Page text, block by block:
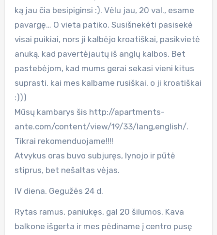
ką jau čia besipiginsi :). Vėlu jau, 20 val., esame
pavargę… O vieta patiko. Susišnekėti pasisekė
visai puikiai, nors ji kalbėjo kroatiškai, pasikvietė
anuką, kad pavertėjautų iš anglų kalbos. Bet
pastebėjom, kad mums gerai sekasi vieni kitus
suprasti, kai mes kalbame rusiškai, o ji kroatiškai
:)))
Mūsų kambarys šis http://apartments-
ante.com/content/view/19/33/lang,english/.
Tikrai rekomenduojame!!!!
Atvykus oras buvo subjuręs, lynojo ir pūtė
stiprus, bet nešaltas vėjas.
IV diena. Gegužės 24 d.
Rytas ramus, paniukęs, gal 20 šilumos. Kava
balkone išgerta ir mes pėdiname į centro pusę